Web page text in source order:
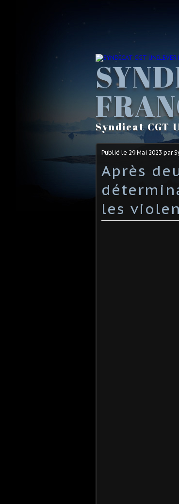
Syndicat CGT
Publié le 29 Mai 2023 par
Après
les